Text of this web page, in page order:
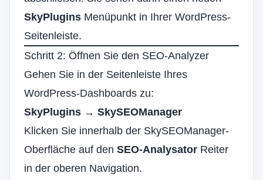
SkyPlugins Menüpunkt in Ihrer WordPress-
Seitenleiste.
Schritt 2: Öffnen Sie den SEO-Analyzer
Gehen Sie in der Seitenleiste Ihres
WordPress-Dashboards zu:
SkyPlugins → SkySEOManager
Klicken Sie innerhalb der SkySEOManager-
Oberfläche auf den SEO-Analysator Reiter
in der oberen Navigation.